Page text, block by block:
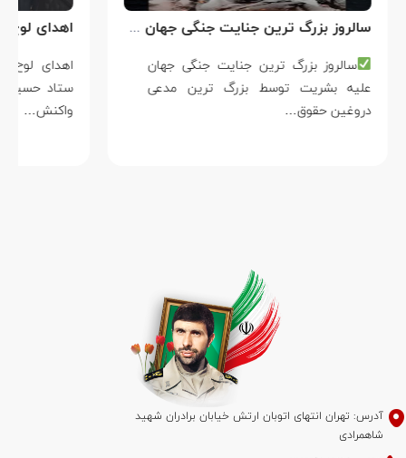
سالروز بزرگ ترین جنایت جنگی جهان علیه بشریت توسط بزرگ ترین مدعی دروغین حقوق بشر
سالروز بزرگ ترین جنایت جنگی جهان
علیه بشریت توسط بزرگ ترین مدعی
دروغین حقوق…
واکنش…
تهران انتهای اتوبان ارتش خیابان برادران شهید